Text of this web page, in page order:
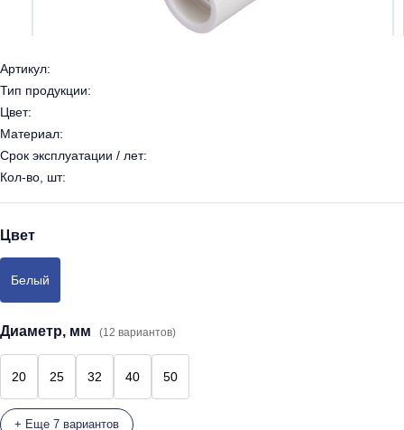
Артикул:
Тип продукции:
Цвет:
Материал:
Срок эксплуатации / лет:
Кол-во, шт:
Цвет
Белый
Диаметр, мм (12 вариантов)
20 25 32 40 50
+ Еще 7 вариантов